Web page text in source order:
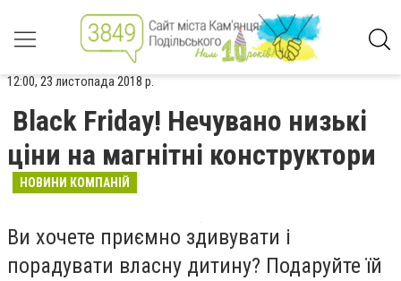
12:00, 23 листопада 2018 р.
Black Friday! Нечувано низькі
ціни на магнітні конструктори
НОВИНИ КОМПАНІЙ
Ви хочете приємно здивувати і
порадувати власну дитину? Подаруйте їй